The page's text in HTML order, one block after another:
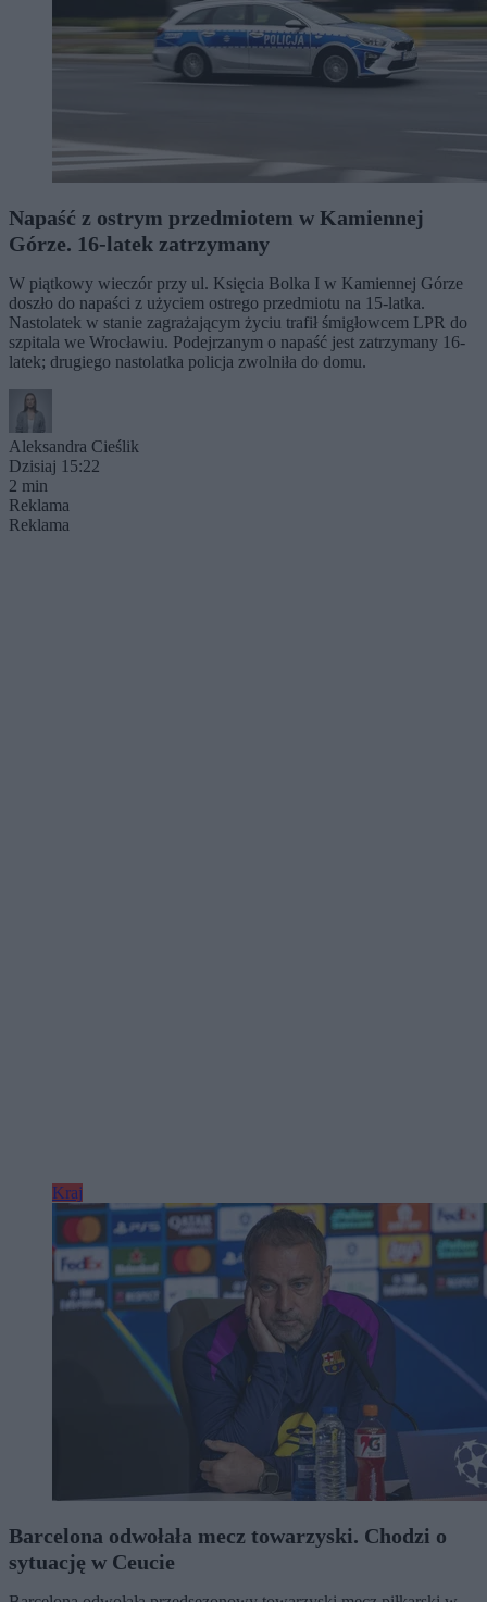
Napaść z ostrym przedmiotem w Kamiennej
Górze. 16-latek zatrzymany
W piątkowy wieczór przy ul. Księcia Bolka I w Kamiennej Górze
doszło do napaści z użyciem ostrego przedmiotu na 15-latka.
Nastolatek w stanie zagrażającym życiu trafił śmigłowcem LPR do
szpitala we Wrocławiu. Podejrzanym o napaść jest zatrzymany 16-
latek; drugiego nastolatka policja zwolniła do domu.
Aleksandra Cieślik
Dzisiaj 15:22
2 min
Reklama
Reklama
Kraj
Barcelona odwołała mecz towarzyski. Chodzi o
sytuację w Ceucie